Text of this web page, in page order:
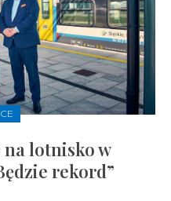
na lotnisko w
rekord”